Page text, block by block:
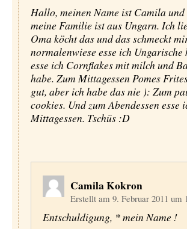
Hallo, meinen Name ist Camila
meine Familie ist aus Ungarn. Ich
Oma köcht das und das schmeckt
normalenwiese esse ich
esse ich Cornflakes mit milch und
habe. Zum Mittagessen Pomes
gut, aber ich habe das nie ): Zum
cookies. Und zum Abendessen esse
Mittagessen. Tschüs :D
Camila Kokron
Erstellt am 9. Februar 2011 um
Entschuldigung, * mein Name !